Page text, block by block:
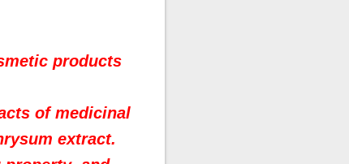
products
of medicinal
extract.